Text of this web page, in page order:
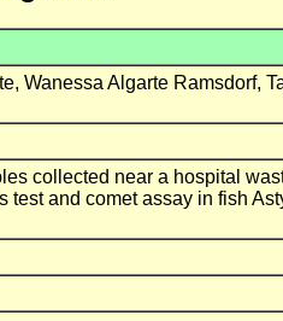
Wanessa Algarte Ramsdorf,
collected near a hospital
test and comet assay in fish